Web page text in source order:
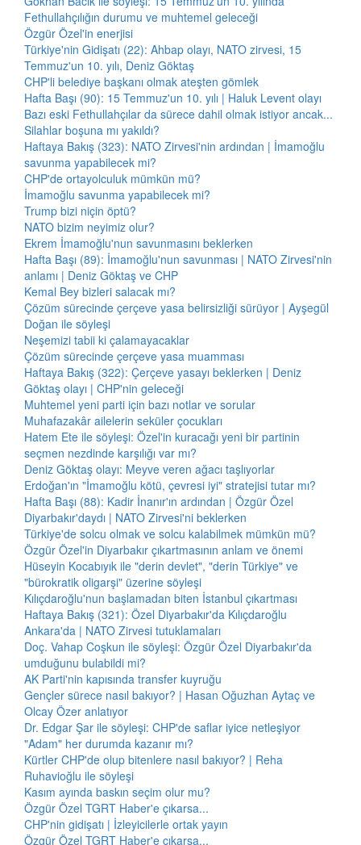
Fethullahçılığın durumu ve muhtemel geleceği
Özgür Özel'in enerjisi
Türkiye'nin Gidişatı (22): Ahbap olayı, NATO zirvesi, 15
Temmuz'un 10. yılı, Deniz Göktaş
CHP'li belediye başkanı olmak ateşten gömlek
Hafta Başı (90): 15 Temmuz'un 10. yılı | Haluk Levent olayı
Bazı eski Fethullahçılar da sürece dahil olmak istiyor ancak...
Silahlar boşuna mı yakıldı?
Haftaya Bakış (323): NATO Zirvesi'nin ardından | İmamoğlu
savunma yapabilecek mi?
CHP'de ortayolculuk mümkün mü?
İmamoğlu savunma yapabilecek mi?
Trump bizi niçin öptü?
NATO bizim neyimiz olur?
Ekrem İmamoğlu'nun savunmasını beklerken
Hafta Başı (89): İmamoğlu'nun savunması | NATO Zirvesi'nin
anlamı | Deniz Göktaş ve CHP
Kemal Bey bizleri salacak mı?
Çözüm sürecinde çerçeve yasa belirsizliği sürüyor | Ayşegül
Doğan ile söyleşi
Neşemizi tabii ki çalamayacaklar
Çözüm sürecinde çerçeve yasa muamması
Haftaya Bakış (322): Çerçeve yasayı beklerken | Deniz
Göktaş olayı | CHP'nin geleceği
Muhtemel yeni parti için bazı notlar ve sorular
Muhafazakâr ailelerin seküler çocukları
Hatem Ete ile söyleşi: Özel'in kuracağı yeni bir partinin
seçmen nezdinde karşılığı var mı?
Deniz Göktaş olayı: Meyve veren ağacı taşlıyorlar
Erdoğan'ın "İmamoğlu kötü, çevresi iyi" stratejisi tutar mı?
Hafta Başı (88): Kadir İnanır'ın ardından | Özgür Özel
Diyarbakır'daydı | NATO Zirvesi'ni beklerken
Türkiye'de solcu olmak ve solcu kalabilmek mümkün mü?
Özgür Özel'in Diyarbakır çıkartmasının anlam ve önemi
Hüseyin Kocabıyık ile "derin devlet", "derin Türkiye" ve
"bürokratik oligarşi" üzerine söyleşi
Kılıçdaroğlu'nun başlamadan biten İstanbul çıkartması
Haftaya Bakış (321): Özel Diyarbakır'da Kılıçdaroğlu
Ankara'da | NATO Zirvesi tutuklamaları
Doç. Vahap Coşkun ile söyleşi: Özgür Özel Diyarbakır'da
umduğunu bulabildi mi?
AK Parti'nin kapısında transfer kuyruğu
Gençler sürece nasıl bakıyor? | Hasan Oğuzhan Aytaç ve
Olcay Özer anlatıyor
Dr. Edgar Şar ile söyleşi: CHP'de saflar iyice netleşiyor
"Adam" her durumda kazanır mı?
Kürtler CHP'de olup bitenlere nasıl bakıyor? | Reha
Ruhavioğlu ile söyleşi
Kasım ayında baskın seçim olur mu?
Özgür Özel TGRT Haber'e çıkarsa...
CHP'nin gidişatı | İzleyicilerle ortak yayın
Özgür Özel TGRT Haber'e çıkarsa...